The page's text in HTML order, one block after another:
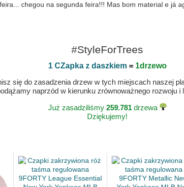
chegou na segunda feira!!! Mas bom material e já
#StyleForTrees
1 CZapka z daszkiem= 1drzewo
się do zasadzenia drzew w tych miejscach naszej
naprzód w kierunku zrównoważnego rozwoju
Już zasadziliśmy 259.781drzewa
Dziękujemy!